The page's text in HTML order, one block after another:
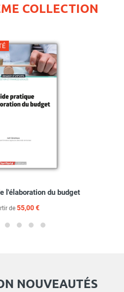
COLLECTION
l'élaboration du budget
de 55,00 €
NOUVEAUTÉS